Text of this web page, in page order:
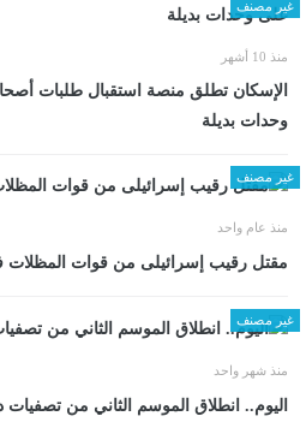
غير مصنف
منذ 10 أشهر
الإسكان تطلق منصة استقبال طلبات
وحدات بديلة
غير مصنف
منذ عام واحد
مقتل رقيب إسرائيلى من قوات المظلات
غير مصنف
منذ شهر واحد
اليوم.. انطلاق الموسم الثاني من تصفيات